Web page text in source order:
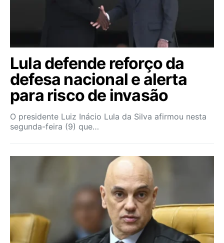
Lula defende reforço da
defesa nacional e alerta
para risco de invasão
O presidente Luiz Inácio Lula da Silva afirmou nesta
segunda-feira (9) que…